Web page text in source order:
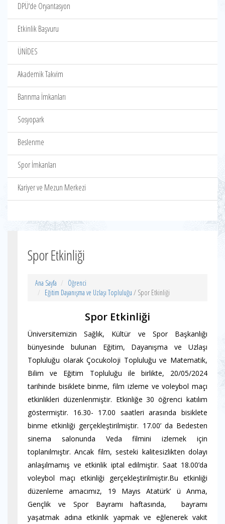
DPÜ‘de Oryantasyon
Etkinlik Başvuru
ÜNİDES
Akademik Takvim
Barınma İmkanları
Sosyopark
Beslenme
Spor İmkanları
Kariyer ve Mezun Merkezi
Spor Etkinliği
Ana Sayfa
Öğrenci
Eğitim Dayanışma ve Uzlaşı Topluluğu / Spor Etkinliği
Spor Etkinliği
Üniversitemizin Sağlık, Kültür ve Spor Başkanlığı
bünyesinde bulunan Eğitim, Dayanışma ve Uzlaşı
Topluluğu olarak Çocukoloji Topluluğu ve Matematik,
Bilim ve Eğitim Topluluğu ile birlikte, 20/05/2024
tarihinde bisiklete binme, film izleme ve voleybol maçı
etkinlikleri düzenlenmiştir. Etkinliğe 30 öğrenci katılım
göstermiştir. 16.30- 17.00 saatleri arasında bisiklete
binme etkinliği gerçekleştirilmiştir. 17.00’ da Bedesten
sinema salonunda Veda filmini izlemek için
toplanılmıştır. Ancak film, sesteki kalitesizlikten dolayı
anlaşılmamış ve etkinlik iptal edilmiştir. Saat 18.00’da
voleybol maçı etkinliği gerçekleştirilmiştir.Bu etkinliği
düzenleme amacımız, 19 Mayıs Atatürk’ ü Anma,
Gençlik ve Spor Bayramı haftasında, bayramı
yaşatmak adına etkinlik yapmak ve eğlenerek vakit